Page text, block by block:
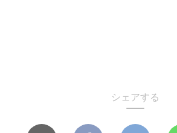
シェアする